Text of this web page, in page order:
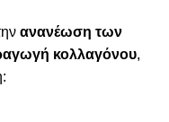
ανανέωση των
κολλαγόνου,